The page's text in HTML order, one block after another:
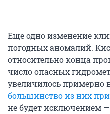
Еще одно изменение
погодных аномалий.
относительно конца
число опасных
увеличилось примерно
большинство из них
не будет исключением